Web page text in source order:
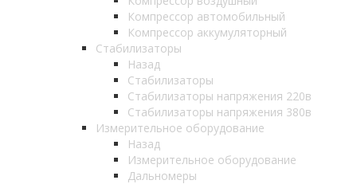
Компрессор автомобильный
Компрессор аккумуляторный
Стабилизаторы
Назад
Стабилизаторы
Стабилизаторы напряжения 220в
Стабилизаторы напряжения 380в
Измерительное оборудование
Назад
Измерительное оборудование
Дальномеры